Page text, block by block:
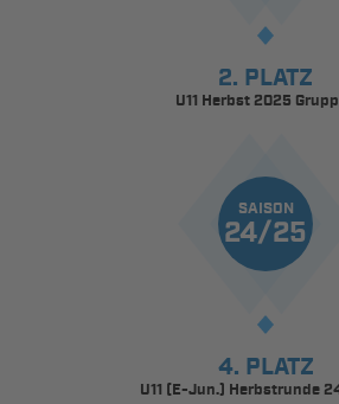
2. PLATZ
U11 Herbst 2025
SAISON
24/25
4. PLATZ
U11 (E-Jun.) Herbstrunde